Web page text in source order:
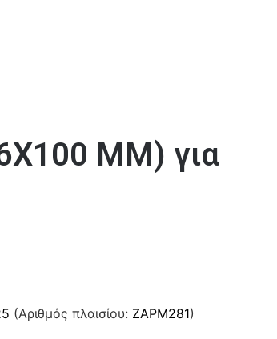
MM) για
(Αριθμός πλαισίου: ZAPM281)